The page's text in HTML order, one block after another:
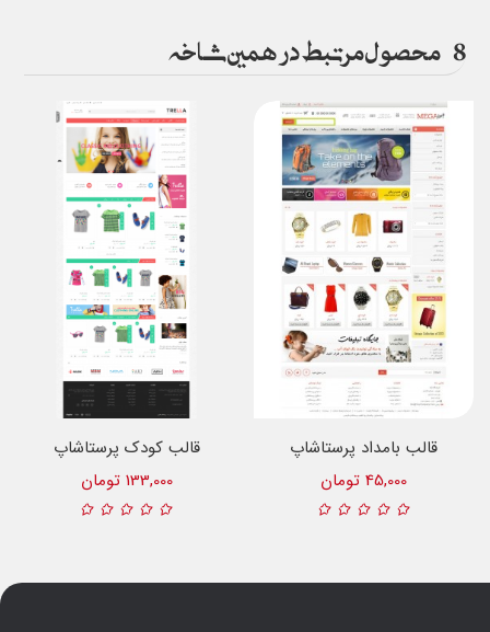
8 محصول مرتبط در همین شاخه
قالب کودک پرستاشاپ
133,000 تومان
قالب بامداد پرستاشاپ
45,000 تومان